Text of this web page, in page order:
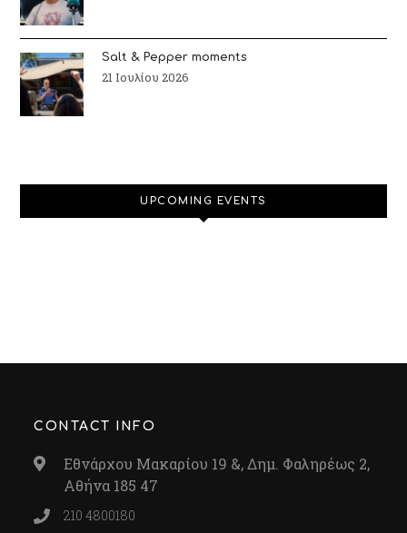
Salt & Pepper moments
21 Ιουλίου 2026
UPCOMING EVENTS
CONTACT INFO
Εθνάρχου Μακαρίου 19 &, Δημ. Φαληρέως 2,
Αθήνα 185 47
210 4800180